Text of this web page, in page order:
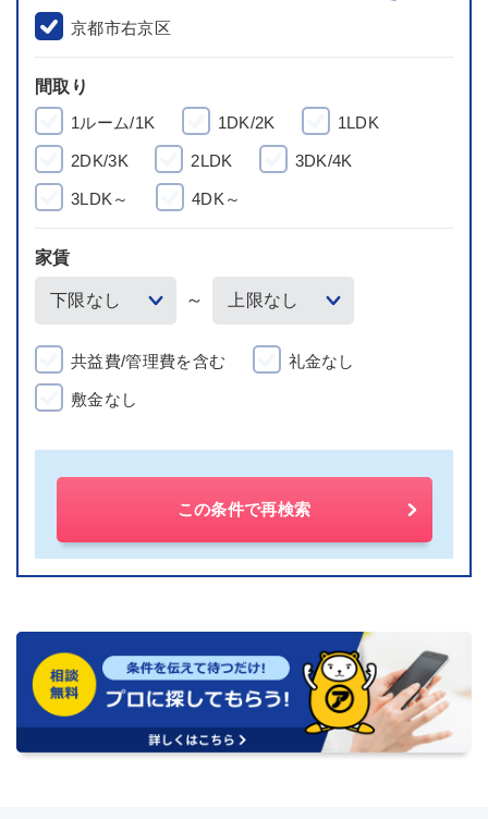
京都市右京区
間取り
1ルーム/1K
1DK/2K 1LDK
2DK/3K 2LDK 3DK/4K
3LDK～ 4DK～
家賃
～
共益費/管理費を含む 礼金なし
敷金なし
この条件で再検索